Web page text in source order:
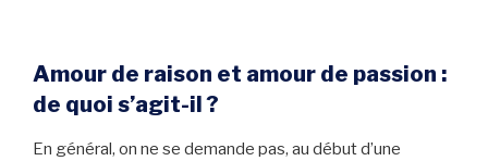
Amour de raison et amour de passion :
de quoi s’agit-il ?
En général, on ne se demande pas, au début d’une